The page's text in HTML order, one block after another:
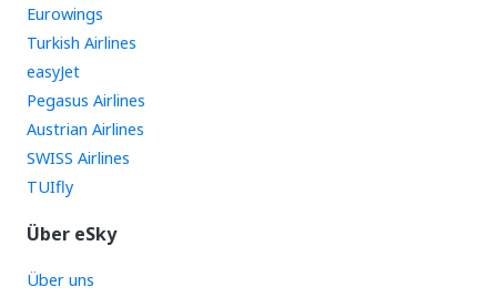
Eurowings
Turkish Airlines
easyJet
Pegasus Airlines
Austrian Airlines
SWISS Airlines
TUIfly
Über eSky
Über uns